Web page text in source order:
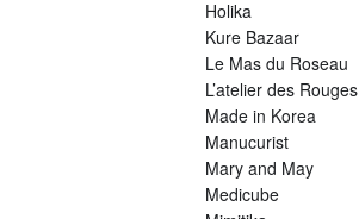
Holika
Kure Bazaar
Le Mas du Roseau
L’atelier des Rouges
Made in Korea
Manucurist
Mary and May
Medicube